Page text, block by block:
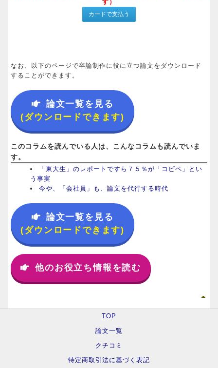
す）
なお、以下のページで卒論制作に役に立つ論文をダウンロード
することができます。
論文一覧を見る
(ダウンロードできます)
このコラムを読んでいる人は、こんなコラムも読んでいま
す。
「東大生」のレポートですら７５％が「コピペ」とい
う事実
今や、「会社員」も、論文を代行する時代
論文一覧を見る
(ダウンロードできます)
他のお役立ち情報を読む
TOP
論文一覧
クチコミ
特定商取引法に基づく表記